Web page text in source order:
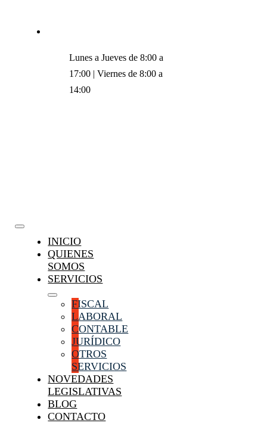
contenido
Lunes a Jueves de 8:00 a
17:00 | Viernes de 8:00 a
14:00
Toggle
Navigation
INICIO
QUIENES
SOMOS
SERVICIOS
FISCAL
LABORAL
CONTABLE
JURÍDICO
OTROS
SERVICIOS
NOVEDADES
LEGISLATIVAS
BLOG
CONTACTO